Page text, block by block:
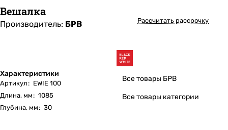
Вешалка
Производитель: БРВ
Характеристики
Артикул: EWIE 100
Длина, мм: 1085
Глубина, мм: 30
Рассчитать рассрочку
Все товары БРВ
Все товары категории